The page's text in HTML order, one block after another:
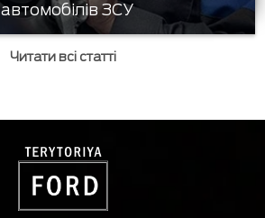
автомобілів ЗСУ
Читати всі статті